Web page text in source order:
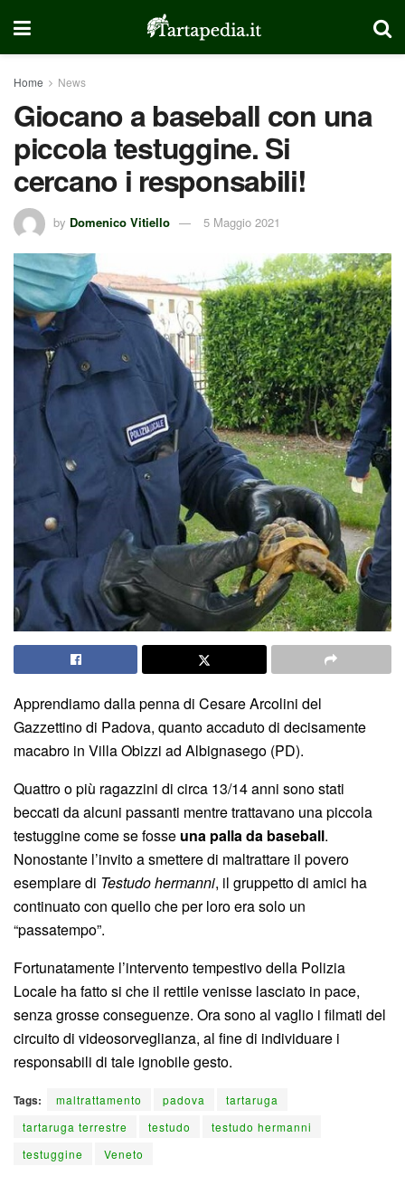
Home News
Giocano a baseball con una
piccola testuggine. Si
cercano i responsabili!
by Domenico Vitiello 5 Maggio 2021
Apprendiamo dalla penna di Cesare Arcolini del
Gazzettino di Padova, quanto accaduto di decisamente
macabro in Villa Obizzi ad Albignasego (PD).
Quattro o più ragazzini di circa 13/14 anni sono stati
beccati da alcuni passanti mentre trattavano una piccola
testuggine come se fosse una palla da baseball.
Nonostante l’invito a smettere di maltrattare il povero
esemplare di Testudo hermanni, il gruppetto di amici ha
continuato con quello che per loro era solo un
“passatempo”.
Fortunatamente l’intervento tempestivo della Polizia
Locale ha fatto si che il rettile venisse lasciato in pace,
senza grosse conseguenze. Ora sono al vaglio i filmati del
circuito di videosorveglianza, al fine di individuare i
responsabili di tale ignobile gesto.
Tags: maltrattamento padova
tartaruga
tartaruga terrestre
testudo
testudo hermanni
testuggine
Veneto